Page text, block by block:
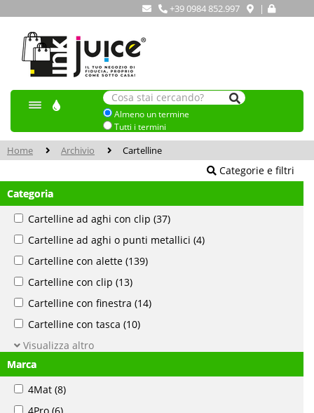
+39 0984 852.997 |
Almeno un termine
Tutti i termini
Home Archivio Cartelline
Categorie e filtri
Categoria
Cartelline ad aghi con clip (37)
Cartelline ad aghi o punti metallici (4)
Cartelline con alette (139)
Cartelline con clip (13)
Cartelline con finestra (14)
Cartelline con tasca (10)
Visualizza altro
Marca
4Mat (8)